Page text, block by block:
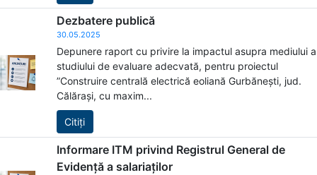
Dezbatere publică
30.05.2025
Depunere raport cu privire la impactul asupra mediului a
studiului de evaluare adecvată, pentru proiectul
”Construire centrală electrică eoliană Gurbănești, jud.
Călărași, cu maxim...
Citiți
Informare ITM privind Registrul General de
Evidență a salariaților